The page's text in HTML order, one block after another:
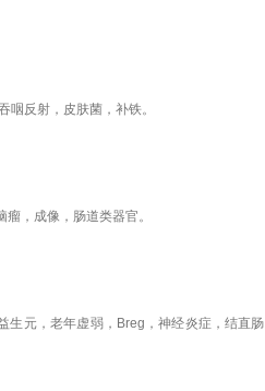
反射，皮肤菌，补铁。
，成像，肠道类器官。
生元，老年虚弱，Breg，神经炎症，结直肠